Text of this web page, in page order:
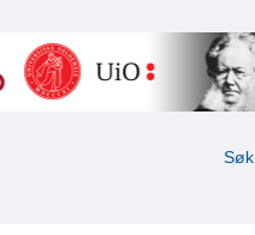
Søk